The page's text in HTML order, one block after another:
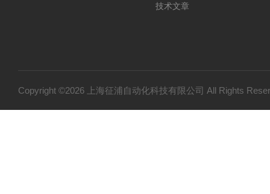
技术文章
Copyright ©2026 上海征浦自动化科技有限公司 All Rights